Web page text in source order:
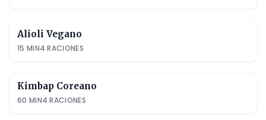
Alioli Vegano
15 MIN4 RACIONES
Kimbap Coreano
60 MIN4 RACIONES